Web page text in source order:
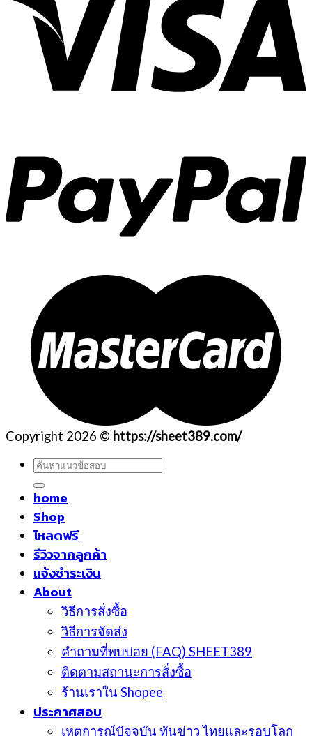
Copyright 2026 © https://sheet389.com/
ค้นหา:
home
Shop
โหลดฟรี
รีวิวจากลูกค้า
แจ้งชำระเงิน
About
วิธีการสั่งซื้อ
วิธีการจัดส่ง
คำถามที่พบบ่อย (FAQ) SHEET389
ติดตามสถานะการสั่งซื้อ
ร้านเราใน Shopee
ประกาศสอบ
เหตุการณ์ปัจจุบัน ทันข่าว ไทยและรอบโลก